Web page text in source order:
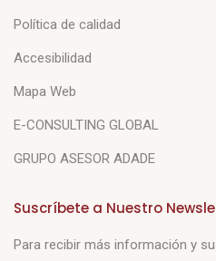
Política de calidad
Accesibilidad
Mapa Web
E-CONSULTING GLOBAL
GRUPO ASESOR ADADE
Suscríbete a Nuestro
Para recibir más información y